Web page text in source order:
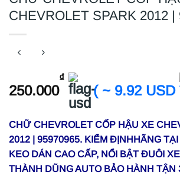
CHEVROLET SPARK 2012 |
250.000
₫
( ~ 9.92 USD
CHỮ CHEVROLET CỐP HẬU XE
2012 | 95970965. KIỂM ĐỊNHHÃNG
KEO DÁN CAO CẤP, NỔI BẬT ĐUÔI
THÀNH DŨNG AUTO BẢO HÀNH TẬN